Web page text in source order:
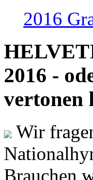
2016
2016 -
vertonen
Wir
Brauchen